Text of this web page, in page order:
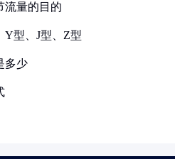
流量的目的
Y型、J型、Z型
多少